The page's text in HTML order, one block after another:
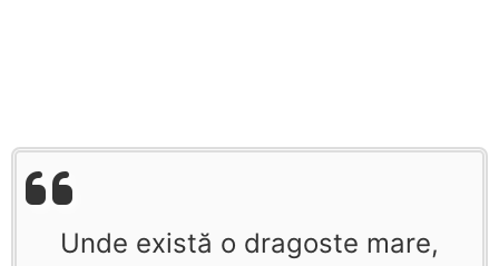
Unde există o dragoste mare,